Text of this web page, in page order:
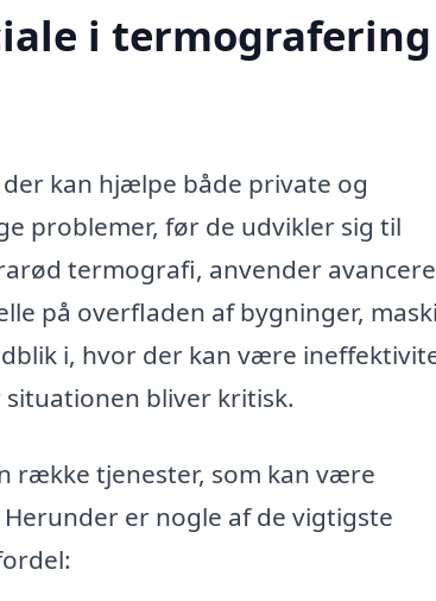
i
kan hjælpe både private og
problemer, før de udvikler sig til
termografi, anvender
på overfladen af bygninger,
i, hvor der kan være
bliver kritisk.
række tjenester, som kan være
er nogle af de vigtigste